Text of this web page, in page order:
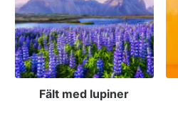
Fält med lupiner